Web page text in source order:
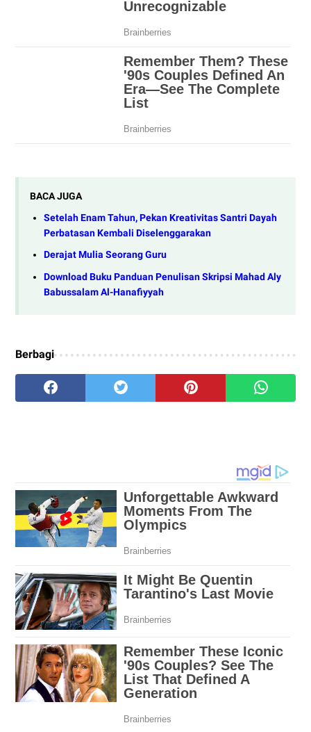
BACA JUGA
Setelah Enam Tahun, Pekan Kreativitas Santri Dayah
Perbatasan Kembali Diselenggarakan
Derajat Mulia Seorang Guru
Download Buku Panduan Penulisan Skripsi Mahad Aly
Babussalam Al-Hanafiyyah
Berbagi